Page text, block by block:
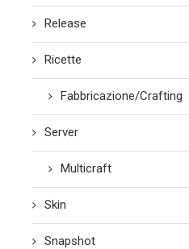
Release
Ricette
Fabbricazione/Crafting
Server
Multicraft
Skin
Snapshot